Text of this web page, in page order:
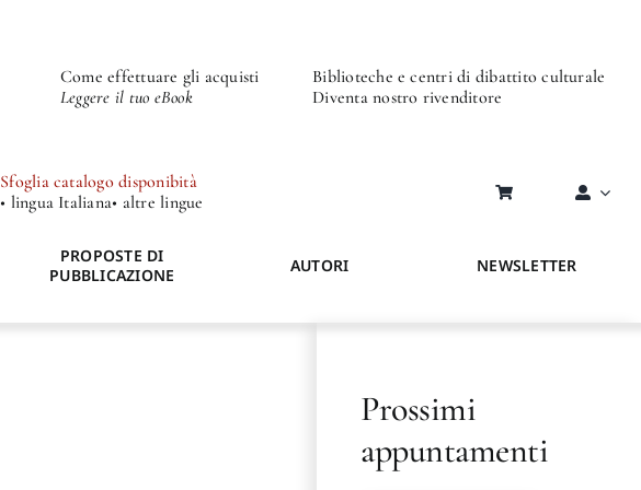
Come effettuare gli acquisti
Leggere il tuo eBook
Biblioteche e centri di dibattito culturale
Diventa nostro rivenditore
Sfoglia catalogo disponibità
• lingua Italiana• altre lingue
PROPOSTE DI
PUBBLICAZIONE
AUTORI NEWSLETTER
Prossimi
appuntamenti